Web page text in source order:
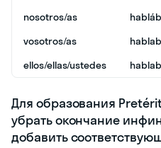
nosotros/as
vosotros/as
ellos/ellas/ustedes
Для образования
убрать окончание
добавить